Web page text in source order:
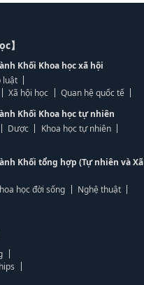
】
Khối Khoa học xã hội
luật
Xã hội học
Quan hệ quốc tế
Khối Khoa học tự nhiên
Dược
Khoa học tự nhiên
Khối tổng hợp (Tự nhiên và Xã
học đời sống
Nghệ thuật